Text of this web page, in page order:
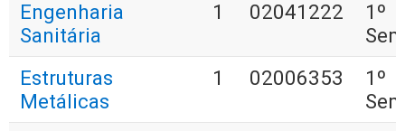
Engenharia
Sanitária
1 02041222
1º
Estruturas
Metálicas
1 02006353
1º